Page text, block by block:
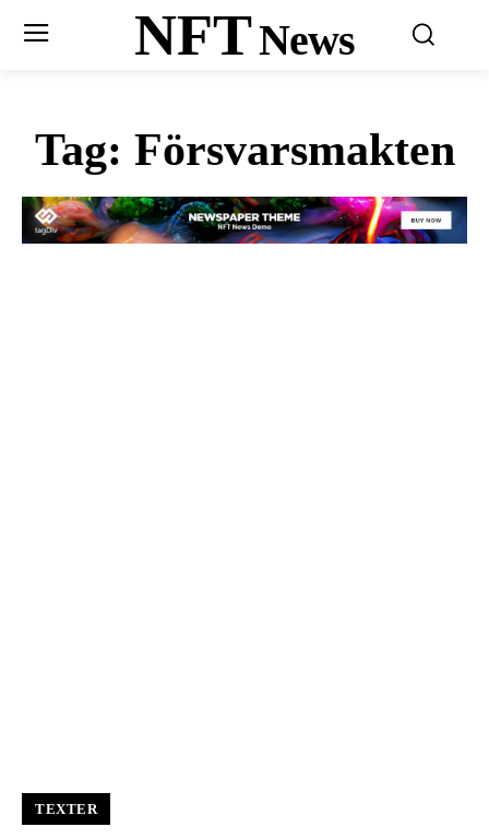
NFTNews
Tag: Försvarsmakten
TEXTER